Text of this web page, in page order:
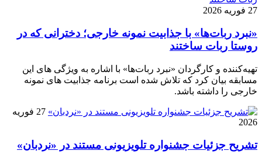
27 فوریه 2026
«نبرد ربات‌ها» با جذابیت نمونه خارجی؛ دخترانی که در
روستا ربات ساختند
تهیه‌کننده و کارگردان «نبرد ربات‌ها» با اشاره به ویژگی های این
مسابقه بیان کرد که تلاش شده است برنامه جذابیت های نمونه
خارجی را داشته باشد.
27 فوریه
2026
تشریح جزئیات جشنواره‌ تلویزیونی مستند در «نردبان»